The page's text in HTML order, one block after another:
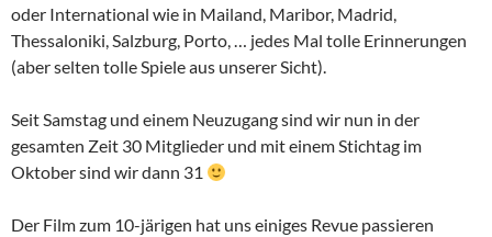
oder International wie in Mailand, Maribor, Madrid,
Thessaloniki, Salzburg, Porto, … jedes Mal tolle Erinnerungen
(aber selten tolle Spiele aus unserer Sicht).
Seit Samstag und einem Neuzugang sind wir nun in der
gesamten Zeit 30 Mitglieder und mit einem Stichtag im
Oktober sind wir dann 31
Der Film zum 10-järigen hat uns einiges Revue passieren